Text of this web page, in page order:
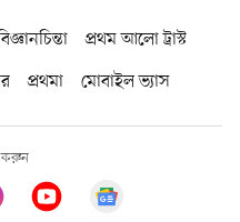
প্রথম আলো ট্রাস্ট
প্রথমা মোবাইল ভ্যাস